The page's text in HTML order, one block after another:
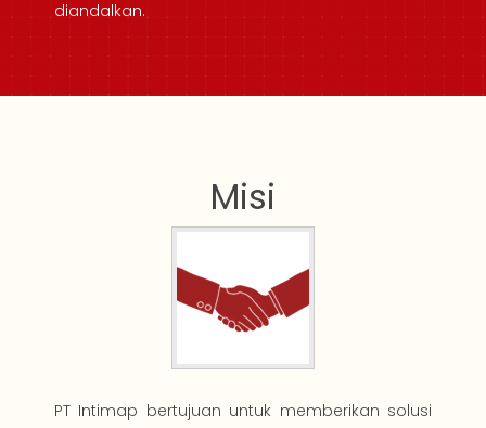
diandalkan.
Misi
PT Intimap bertujuan untuk memberikan solusi